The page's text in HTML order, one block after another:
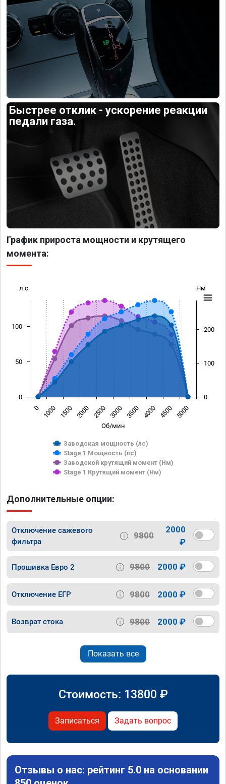
Быстрее отклик - ускорение реакции
педали газа.
График прироста мощности и крутящего
момента:
Об/мин
л.с. Нм
Заводская мощность (лс)
Stage 1 Мощность (лс)
Заводской крутящий момент (Нм)
Stage 1 Крутящий момент (Нм)
0 1000 1500 2000 2500 3000 3500 4000 4500 5000
0
50
100
0
100
200
Дополнительные опции:
Отключение сажевого
фильтра
9800
2000
₽
Прошивка Евро 2 9800 2000 ₽
Отключение ЕГР 9800 2000 ₽
Возврат стока 9800 2000 ₽
Показать все
Стоимость: 13800 ₽
Записаться Задать вопрос
Отзывы о нас: рейтинг 5.0 на основании